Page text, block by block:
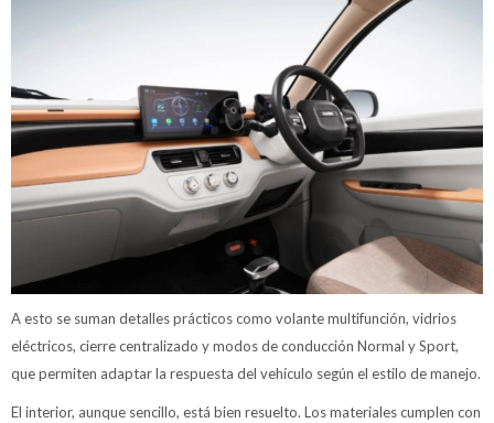
A esto se suman detalles prácticos como volante multifunción, vidrios
eléctricos, cierre centralizado y modos de conducción Normal y Sport,
que permiten adaptar la respuesta del vehículo según el estilo de manejo.
El interior, aunque sencillo, está bien resuelto. Los materiales cumplen con